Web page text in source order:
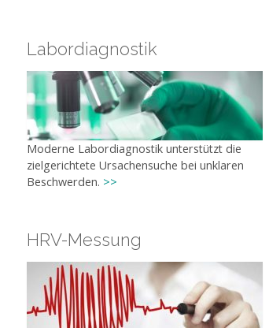
Labordiagnostik
Moderne Labordiagnostik unterstützt die
zielgerichtete Ursachensuche bei unklaren
Beschwerden. >>
HRV-Messung